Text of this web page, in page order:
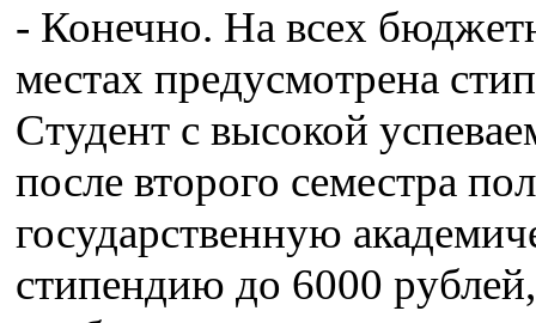
- Конечно. На всех
местах предусмотрена
Студент с высокой
после второго семестра
государственную
стипендию до 6000